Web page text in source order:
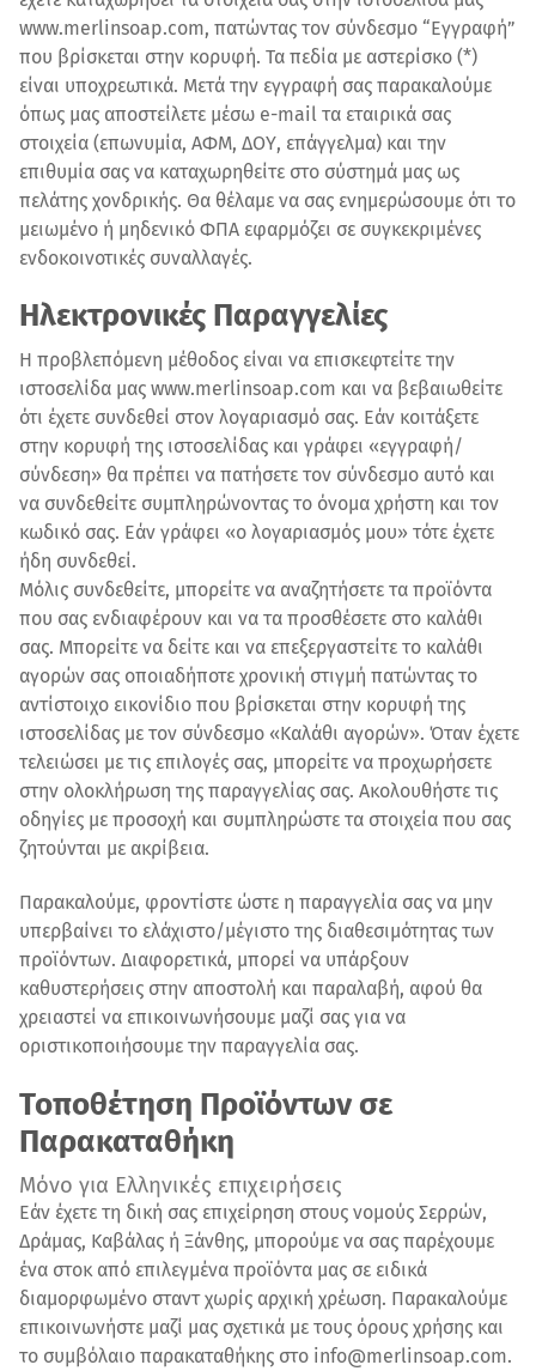
www.merlinsoap.com, πατώντας τον σύνδεσμο “Εγγραφή”
που βρίσκεται στην κορυφή. Τα πεδία με αστερίσκο (*)
είναι υποχρεωτικά. Μετά την εγγραφή σας παρακαλούμε
όπως μας αποστείλετε μέσω e-mail τα εταιρικά σας
στοιχεία (επωνυμία, ΑΦΜ, ΔΟΥ, επάγγελμα) και την
επιθυμία σας να καταχωρηθείτε στο σύστημά μας ως
πελάτης χονδρικής. Θα θέλαμε να σας ενημερώσουμε ότι το
μειωμένο ή μηδενικό ΦΠΑ εφαρμόζει σε συγκεκριμένες
ενδοκοινοτικές συναλλαγές.
Ηλεκτρονικές Παραγγελίες
Η προβλεπόμενη μέθοδος είναι να επισκεφτείτε την
ιστοσελίδα μας www.merlinsoap.com και να βεβαιωθείτε
ότι έχετε συνδεθεί στον λογαριασμό σας. Εάν κοιτάξετε
στην κορυφή της ιστοσελίδας και γράφει «εγγραφή/
σύνδεση» θα πρέπει να πατήσετε τον σύνδεσμο αυτό και
να συνδεθείτε συμπληρώνοντας το όνομα χρήστη και τον
κωδικό σας. Εάν γράφει «ο λογαριασμός μου» τότε έχετε
ήδη συνδεθεί.
Μόλις συνδεθείτε, μπορείτε να αναζητήσετε τα προϊόντα
που σας ενδιαφέρουν και να τα προσθέσετε στο καλάθι
σας. Μπορείτε να δείτε και να επεξεργαστείτε το καλάθι
αγορών σας οποιαδήποτε χρονική στιγμή πατώντας το
αντίστοιχο εικονίδιο που βρίσκεται στην κορυφή της
ιστοσελίδας με τον σύνδεσμο «Καλάθι αγορών». Όταν έχετε
τελειώσει με τις επιλογές σας, μπορείτε να προχωρήσετε
στην ολοκλήρωση της παραγγελίας σας. Ακολουθήστε τις
οδηγίες με προσοχή και συμπληρώστε τα στοιχεία που σας
ζητούνται με ακρίβεια.
Παρακαλούμε, φροντίστε ώστε η παραγγελία σας να μην
υπερβαίνει το ελάχιστο/μέγιστο της διαθεσιμότητας των
προϊόντων. Διαφορετικά, μπορεί να υπάρξουν
καθυστερήσεις στην αποστολή και παραλαβή, αφού θα
χρειαστεί να επικοινωνήσουμε μαζί σας για να
οριστικοποιήσουμε την παραγγελία σας.
Τοποθέτηση Προϊόντων σε
Παρακαταθήκη
Μόνο για Ελληνικές επιχειρήσεις
Εάν έχετε τη δική σας επιχείρηση στους νομούς Σερρών,
Δράμας, Καβάλας ή Ξάνθης, μπορούμε να σας παρέχουμε
ένα στοκ από επιλεγμένα προϊόντα μας σε ειδικά
διαμορφωμένο σταντ χωρίς αρχική χρέωση. Παρακαλούμε
επικοινωνήστε μαζί μας σχετικά με τους όρους χρήσης και
το συμβόλαιο παρακαταθήκης στο info@merlinsoap.com.